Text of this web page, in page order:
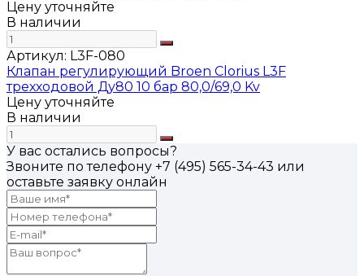
Цену уточняйте
В наличии
Артикул: L3F-080
Клапан регулирующий Broen Clorius L3F
трехходовой Ду80 10 бар 80,0/69,0 Kv
Цену уточняйте
В наличии
У вас остались вопросы?
Звоните по телефону +7 (495) 565-34-43 или
оставьте заявку онлайн